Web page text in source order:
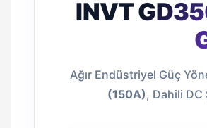
INVT
Ağır Endüstriyel Güç
(150A), Dahili